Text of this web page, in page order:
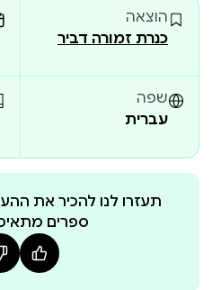
אֶת כּוֹחָם שֶׁל אֹמֶץ לֵב וְשֶׁל
הוצאה
כנרת זמורה דביר
שפה
עברית
תעזרו לנו להכיר את
ספרים